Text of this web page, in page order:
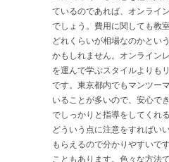
ているのであれば、オンライ
でしょう。費用に関しても教
どれくらいが相場なのかとい
かもしれません。オンライン
を運んで学ぶスタイルよりも
です。東京都内でもマンツー
いることが多いので、安心で
でしっかりと指導をしてくれ
どういう点に注意をすればい
もらえるので分かりやすいで
こともあります。色々な方法